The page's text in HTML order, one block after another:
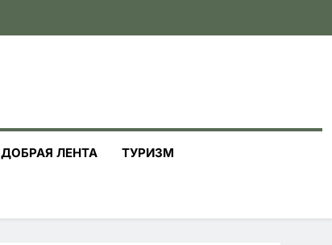
ДОБРАЯ ЛЕНТА ТУРИЗМ